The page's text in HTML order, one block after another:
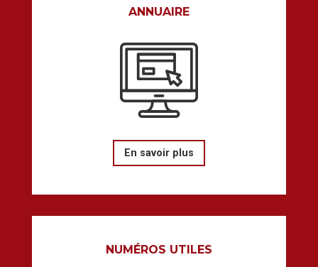
ANNUAIRE
En savoir plus
NUMÉROS UTILES